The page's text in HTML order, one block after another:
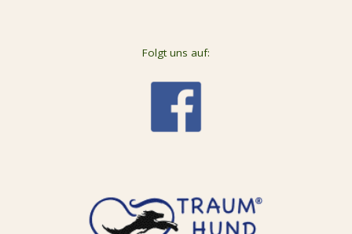
Folgt uns auf: